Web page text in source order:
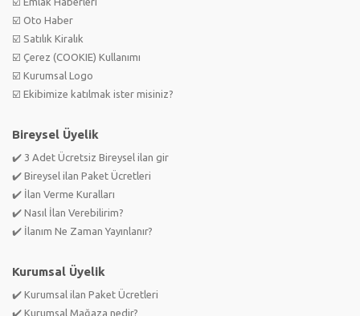
☑️ Oto Haber
☑️ Satılık Kiralık
☑️ Çerez (COOKIE) Kullanımı
☑️ Kurumsal Logo
☑️ Ekibimize katılmak ister misiniz?
Bireysel Üyelik
✔️ 3 Adet Ücretsiz Bireysel ilan gir
✔️ Bireysel ilan Paket Ücretleri
✔️ İlan Verme Kuralları
✔️ Nasıl İlan Verebilirim?
✔️ İlanım Ne Zaman Yayınlanır?
Kurumsal Üyelik
✔️ Kurumsal ilan Paket Ücretleri
✔️ Kurumsal Mağaza nedir?